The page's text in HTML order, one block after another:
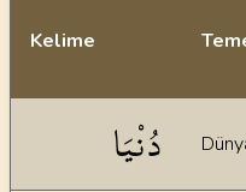
Kelime
دُنْيَا